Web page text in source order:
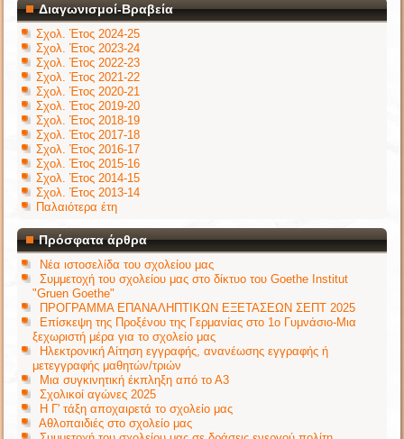
Διαγωνισμοί-Βραβεία
Σχολ. Έτος 2024-25
Σχολ. Έτος 2023-24
Σχολ. Έτος 2022-23
Σχολ. Έτος 2021-22
Σχολ. Έτος 2020-21
Σχολ. Έτος 2019-20
Σχολ. Έτος 2018-19
Σχολ. Έτος 2017-18
Σχολ. Έτος 2016-17
Σχολ. Έτος 2015-16
Σχολ. Έτος 2014-15
Σχολ. Έτος 2013-14
Παλαιότερα έτη
Πρόσφατα άρθρα
Νέα ιστοσελίδα του σχολείου μας
Συμμετοχή του σχολείου μας στο δίκτυο του Goethe Institut
"Gruen Goethe"
ΠΡΟΓΡΑΜΜΑ ΕΠΑΝΑΛΗΠΤΙΚΩΝ ΕΞΕΤΑΣΕΩΝ ΣΕΠΤ 2025
Επίσκεψη της Προξένου της Γερμανίας στο 1ο Γυμνάσιο-Μια
ξεχωριστή μέρα για το σχολείο μας
Ηλεκτρονική Αίτηση εγγραφής, ανανέωσης εγγραφής ή
μετεγγραφής μαθητών/τριών
Μια συγκινητική έκπληξη από το Α3
Σχολικοί αγώνες 2025
Η Γ' τάξη αποχαιρετά το σχολείο μας
Αθλοπαιδιές στο σχολείο μας